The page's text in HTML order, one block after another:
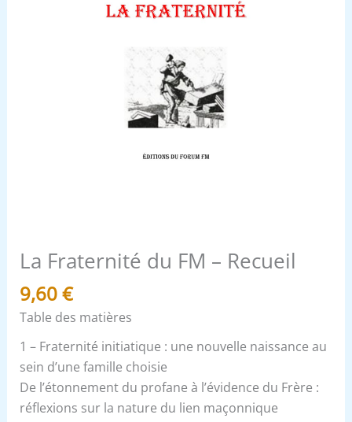
La Fraternité du FM – Recueil
9,60€
Table des matières
1 – Fraternité initiatique : une nouvelle naissance au
sein d’une famille choisie
De l’étonnement du profane à l’évidence du Frère :
réflexions sur la nature du lien maçonnique